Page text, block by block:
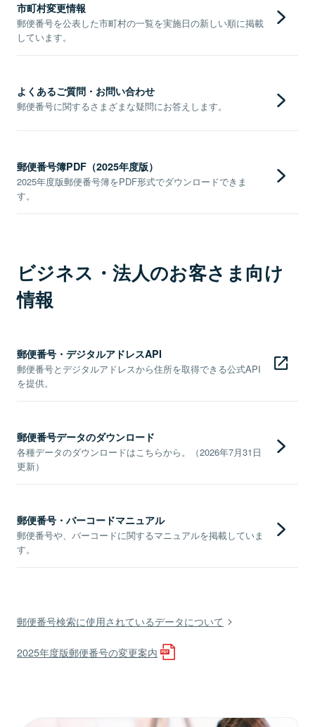
市町村変更情報
郵便番号を公表した市町村の一覧を実施日の新しい順に掲載
しています。
よくあるご質問・お問い合わせ
郵便番号に関するさまざまな疑問にお答えします。
郵便番号簿PDF（2025年度版）
2025年度版郵便番号簿をPDF形式でダウンロードできま
す。
ビジネス・法人のお客さま向け
情報
郵便番号・デジタルアドレスAPI
郵便番号とデジタルアドレスから住所を取得できる公式API
を提供。
郵便番号データのダウンロード
各種データのダウンロードはこちらから。（2026年7月31日
更新）
郵便番号・バーコードマニュアル
郵便番号や、バーコードに関するマニュアルを掲載していま
す。
郵便番号検索に使用されているデータについて
2025年度版郵便番号の変更案内